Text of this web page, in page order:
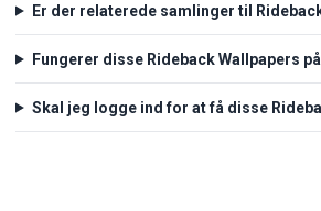
Er der relaterede samlinger til
Fungerer disse Rideback Wallpapers
Skal jeg logge ind for at få disse